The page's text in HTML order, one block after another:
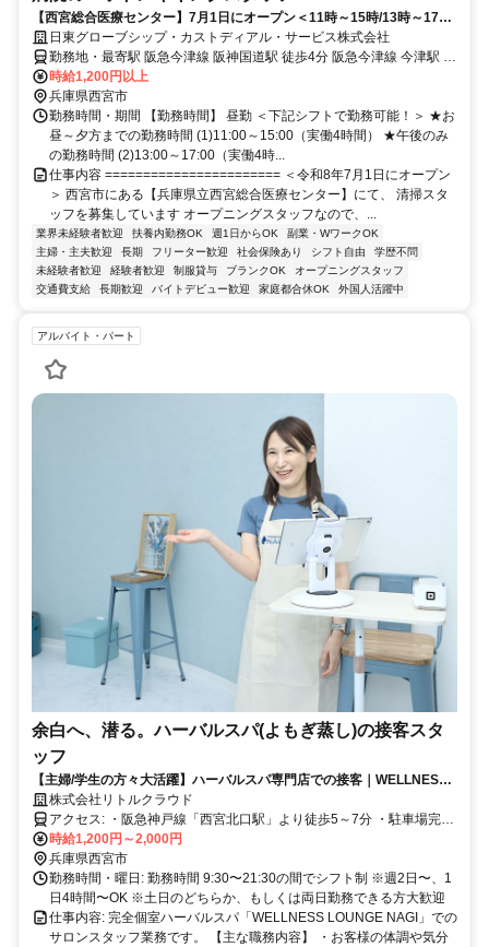
【西宮総合医療センター】7月1日にオープン＜11時～15時/13時～17時
＞週1日～OK！未経験歓迎！
日東グローブシップ・カストディアル・サービス株式会社
勤務地・最寄駅 阪急今津線 阪神国道駅 徒歩4分 阪急今津線 今津駅 徒
歩15分 阪急神戸本線 西宮北口駅 徒歩19分 車で7分 ★マイカー通勤
OK (無料駐車場あり)
時給1,200円以上
兵庫県西宮市
勤務時間・期間 【勤務時間】 昼勤 ＜下記シフトで勤務可能！＞ ★お
昼～夕方までの勤務時間 (1)11:00～15:00（実働4時間） ★午後のみ
の勤務時間 (2)13:00～17:00（実働4時...
仕事内容 ======================= ＜令和8年7月1日にオープン
＞ 西宮市にある【兵庫県立西宮総合医療センター】にて、 清掃スタ
ッフを募集しています オープニングスタッフなので、...
業界未経験者歓迎 扶養内勤務OK 週1日からOK
副業・WワークOK
主婦・主夫歓迎
長期 フリーター歓迎 社会保険あり シフト自由
学歴不問
未経験者歓迎
経験者歓迎 制服貸与 ブランクOK
オープニングスタッフ
交通費支給
長期歓迎 バイトデビュー歓迎 家庭都合休OK 外国人活躍中
アルバイト・パート
余白へ、潜る。ハーバルスパ(よもぎ蒸し)の接客スタ
ッフ
【主婦/学生の方々大活躍】ハーバルスパ専門店での接客｜WELLNESS
LOUNGE NAGI
株式会社リトルクラウド
アクセス: ・阪急神戸線「西宮北口駅」より徒歩5～7分 ・駐車場完
備、車通勤OK
時給1,200円～2,000円
兵庫県西宮市
勤務時間・曜日: 勤務時間 9:30〜21:30の間でシフト制 ※週2日〜、1
日4時間〜OK ※土日のどちらか、もしくは両日勤務できる方大歓迎
仕事内容: 完全個室ハーバルスパ「WELLNESS LOUNGE NAGI」での
サロンスタッフ業務です。 【主な職務内容】 ・お客様の体調や気分